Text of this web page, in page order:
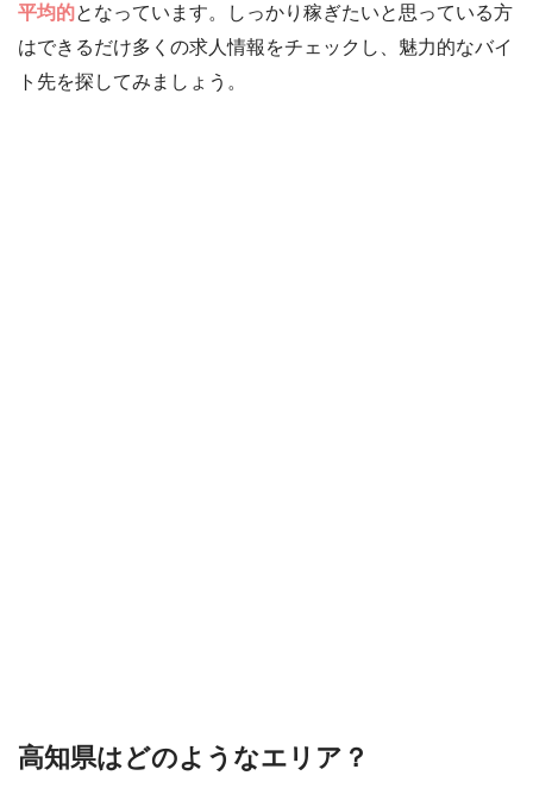
平均的となっています。しっかり稼ぎたいと思っている方
はできるだけ多くの求人情報をチェックし、魅力的なバイ
ト先を探してみましょう。
高知県はどのようなエリア？